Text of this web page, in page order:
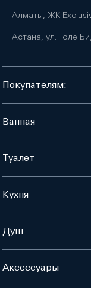
Алматы, ЖК
Астана, ул. Толе
Покупателям:
Ванная
Туалет
Кухня
Душ
Аксессуары